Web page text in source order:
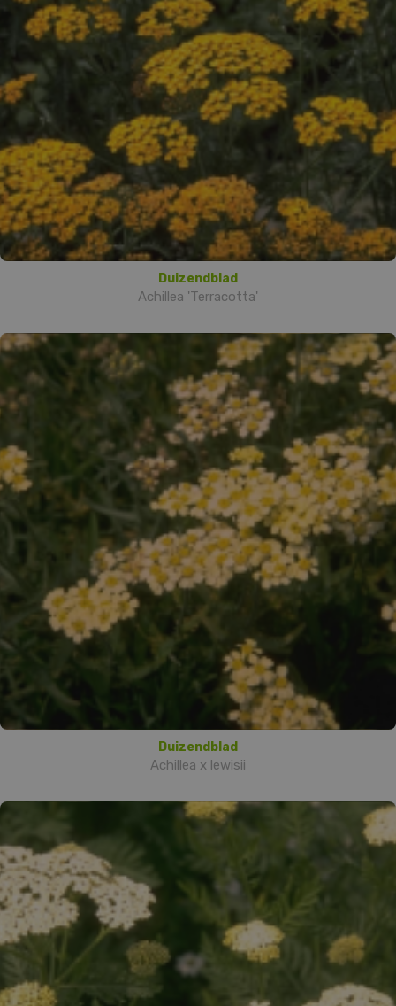
Duizendblad
Achillea 'Terracotta'
Duizendblad
Achillea x lewisii